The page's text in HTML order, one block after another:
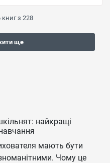
книг з 228
ще
найкращі
мають бути
Чому це